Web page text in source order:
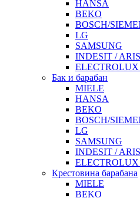
HANSA
BEKO
BOSCH/
LG
SAMSUNG
INDESIT /
Бак и барабан
MIELE
HANSA
BEKO
BOSCH/
LG
SAMSUNG
INDESIT /
Крестовина барабана
MIELE
BEKO